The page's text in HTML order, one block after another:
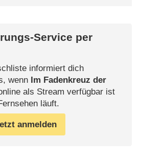
Service per
informiert dich
wenn Im Fadenkreuz der
als Stream verfügbar ist
läuft.
anmelden